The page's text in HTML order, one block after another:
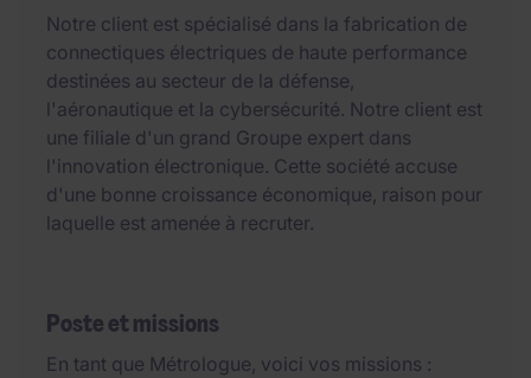
Notre client est spécialisé dans la fabrication de
connectiques électriques de haute performance
destinées au secteur de la défense,
l'aéronautique et la cybersécurité. Notre client est
une filiale d'un grand Groupe expert dans
l'innovation électronique. Cette société accuse
d'une bonne croissance économique, raison pour
laquelle est amenée à recruter.
Poste et missions
En tant que Métrologue, voici vos missions :